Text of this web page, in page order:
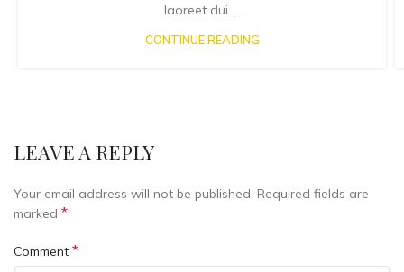
laoreet dui ...
CONTINUE READING
LEAVE A REPLY
Your email address will not be published. Required fields are
marked *
Comment *